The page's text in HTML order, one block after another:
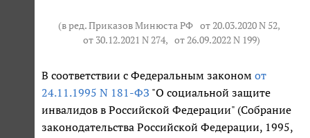
(в ред. Приказов Минюста РФ от 20.03.2020 N 52,
от 30.12.2021 N 274, от 26.09.2022 N 199)
В соответствии с Федеральным законом от
24.11.1995 N 181-ФЗ "О социальной защите
инвалидов в Российской Федерации" (Собрание
законодательства Российской Федерации, 1995,